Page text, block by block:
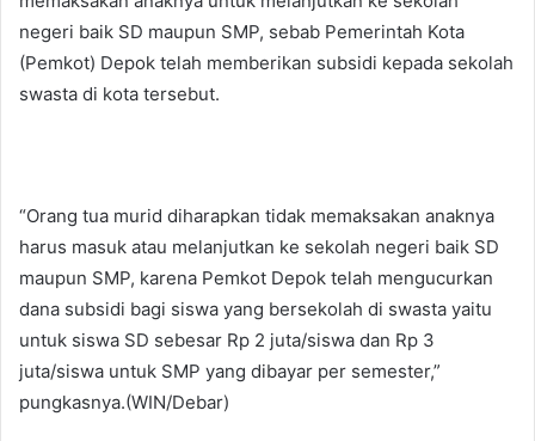
negeri baik SD maupun SMP, sebab Pemerintah Kota
(Pemkot) Depok telah memberikan subsidi kepada sekolah
swasta di kota tersebut.
“Orang tua murid diharapkan tidak memaksakan anaknya
harus masuk atau melanjutkan ke sekolah negeri baik SD
maupun SMP, karena Pemkot Depok telah mengucurkan
dana subsidi bagi siswa yang bersekolah di swasta yaitu
untuk siswa SD sebesar Rp 2 juta/siswa dan Rp 3
juta/siswa untuk SMP yang dibayar per semester,”
pungkasnya.(WIN/Debar)